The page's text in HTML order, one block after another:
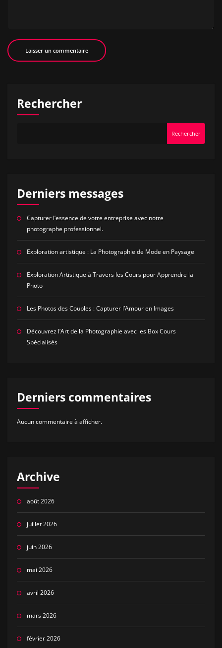
Rechercher
Rechercher
Derniers messages
Capturer l’essence de votre entreprise avec notre
photographe professionnel.
Exploration artistique : La Photographie de Mode en Paysage
Exploration Artistique à Travers les Cours pour Apprendre la
Photo
Les Photos des Couples : Capturer l’Amour en Images
Découvrez l’Art de la Photographie avec les Box Cours
Spécialisés
Derniers commentaires
Aucun commentaire à afficher.
Archive
août 2026
juillet 2026
juin 2026
mai 2026
avril 2026
mars 2026
février 2026